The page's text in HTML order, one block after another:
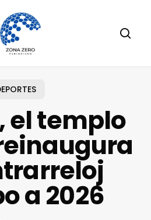
el templo
a 2026